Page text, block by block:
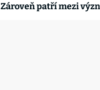
Zároveň patří mezi